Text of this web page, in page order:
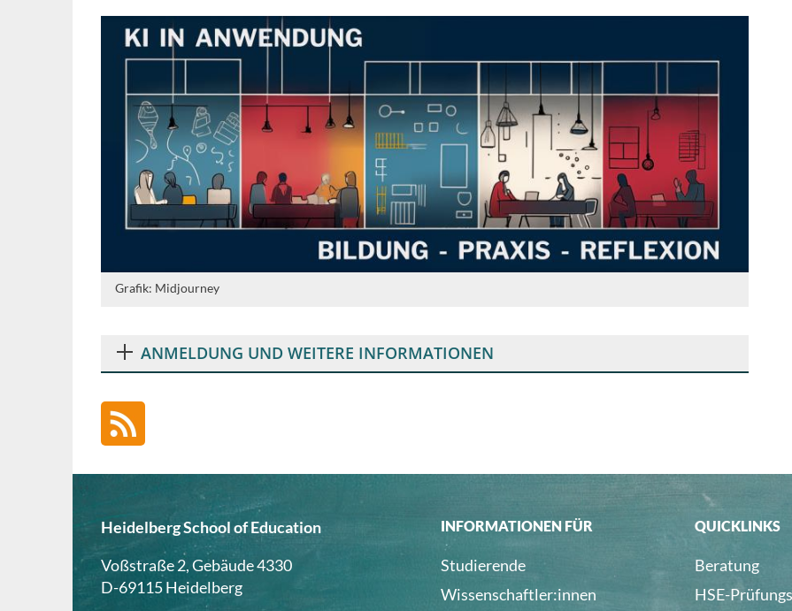
Grafik: Midjourney
ANMELDUNG UND WEITERE INFORMATIONEN
Heidelberg School of Education
Voßstraße 2, Gebäude 4330
D-69115 Heidelberg
INFORMATIONEN FÜR
Studierende
Wissenschaftler:innen
QUICKLINKS
Beratung
HSE-